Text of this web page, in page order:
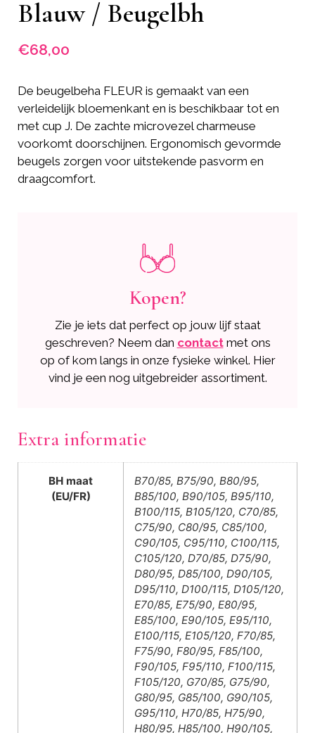
Blauw / Beugelbh
€68,00
De beugelbeha FLEUR is gemaakt van een
verleidelijk bloemenkant en is beschikbaar tot en
met cup J. De zachte microvezel charmeuse
voorkomt doorschijnen. Ergonomisch gevormde
beugels zorgen voor uitstekende pasvorm en
draagcomfort.
Kopen?
Zie je iets dat perfect op jouw lijf staat
geschreven? Neem dan contact met ons
op of kom langs in onze fysieke winkel. Hier
vind je een nog uitgebreider assortiment.
Extra informatie
BH maat
(EU/FR)
B70/85, B75/90, B80/95,
B85/100, B90/105, B95/110,
B100/115, B105/120, C70/85,
C75/90, C80/95, C85/100,
C90/105, C95/110, C100/115,
C105/120, D70/85, D75/90,
D80/95, D85/100, D90/105,
D95/110, D100/115, D105/120,
E70/85, E75/90, E80/95,
E85/100, E90/105, E95/110,
E100/115, E105/120, F70/85,
F75/90, F80/95, F85/100,
F90/105, F95/110, F100/115,
F105/120, G70/85, G75/90,
G80/95, G85/100, G90/105,
G95/110, H70/85, H75/90,
H80/95, H85/100, H90/105,